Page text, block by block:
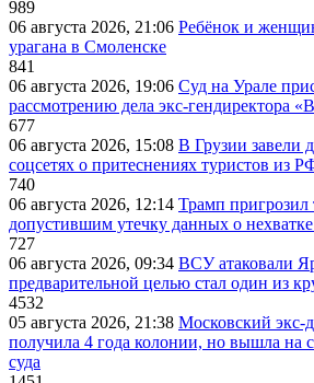
989
06 августа 2026, 21:06 Ребёнок и
урагана в Смоленске
841
06 августа 2026, 19:06 Суд на Урале
рассмотрению дела экс-
677
06 августа 2026, 15:08 В Грузии завели
соцсетях о притеснениях туристов из
740
06 августа 2026, 12:14 Трамп
допустившим утечку данных о
727
06 августа 2026, 09:34 ВСУ атаковали
предварительной целью стал один из
4532
05 августа 2026, 21:38 Московский экс-
получила 4 года колонии, но вышла на
суда